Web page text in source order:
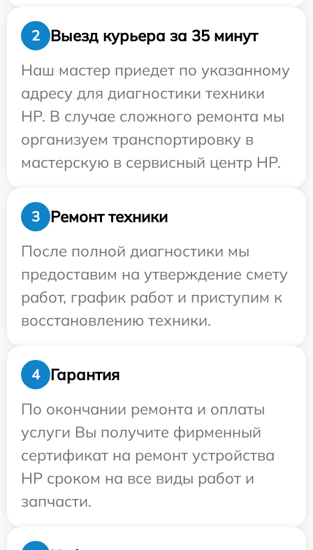
2
Выезд курьера за 35 минут
Наш мастер приедет по указанному
адресу для диагностики техники
HP. В случае сложного ремонта мы
организуем транспортировку в
мастерскую в сервисный центр HP.
3
Ремонт техники
После полной диагностики мы
предоставим на утверждение смету
работ, график работ и приступим к
восстановлению техники.
4
Гарантия
По окончании ремонта и оплаты
услуги Вы получите фирменный
сертификат на ремонт устройства
HP сроком на все виды работ и
запчасти.